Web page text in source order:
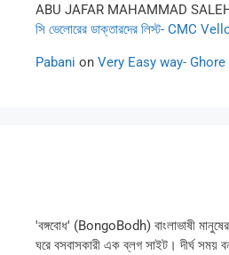
ABU JAFAR MAHAMMAD
সি ভেলোরের ডাক্তারদের লিস্ট- CMC
Pabani on Very Easy way-
'বঙ্গবোধ' (BongoBodh) বাংলাভাষী
ঘরে বসবাসকারী এক ব্লগ সাইট। দীর্ঘ সময়